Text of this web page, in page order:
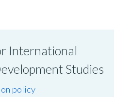
International
Studies
policy